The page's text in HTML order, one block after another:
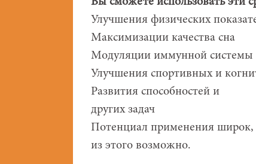
Улучшения физических
Максимизации качества сна
Модуляции иммунной системы
Улучшения спортивных и
Развития способностей и
других задач
Потенциал применения широк,
из этого возможно.